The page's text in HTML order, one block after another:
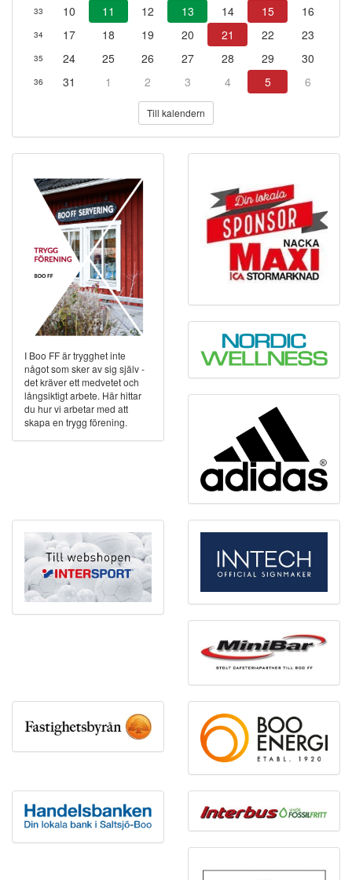
33 10 11 12 13 14 15 16
34 17 18 19 20 21 22 23
35 24 25 26 27 28 29 30
36 31 1 2 3 4 5 6
Till kalendern
I Boo FF är trygghet inte
något som sker av sig själv -
det kräver ett medvetet och
långsiktigt arbete. Här hittar
du hur vi arbetar med att
skapa en trygg förening.